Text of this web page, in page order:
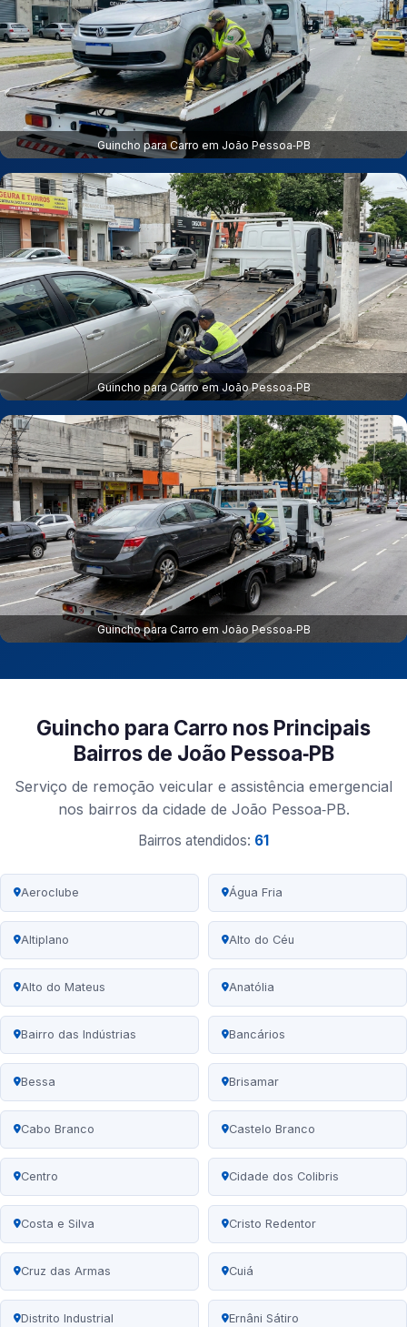
Guincho para Carro em João Pessoa‑PB
Guincho para Carro em João Pessoa‑PB
Guincho para Carro em João Pessoa‑PB
Guincho para Carro nos Principais
Bairros de João Pessoa‑PB
Serviço de remoção veicular e assistência emergencial
nos bairros da cidade de João Pessoa‑PB.
Bairros atendidos: 61
Aeroclube Água Fria
Altiplano Alto do Céu
Alto do Mateus Anatólia
Bairro das Indústrias Bancários
Bessa Brisamar
Cabo Branco Castelo Branco
Centro Cidade dos Colibris
Costa e Silva Cristo Redentor
Cruz das Armas Cuiá
Distrito Industrial Ernâni Sátiro